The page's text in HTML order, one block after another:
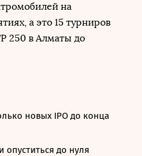
на
а это 15 турниров
250 в Алматы до
новых IPO до конца
до нуля